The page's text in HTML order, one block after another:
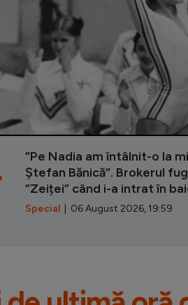
”Pe Nadia am întâlnit-o la
Ștefan Bănică”. Brokerul
”Zeiței” când i-a intrat în
Special | 06 August 2026, 19:59